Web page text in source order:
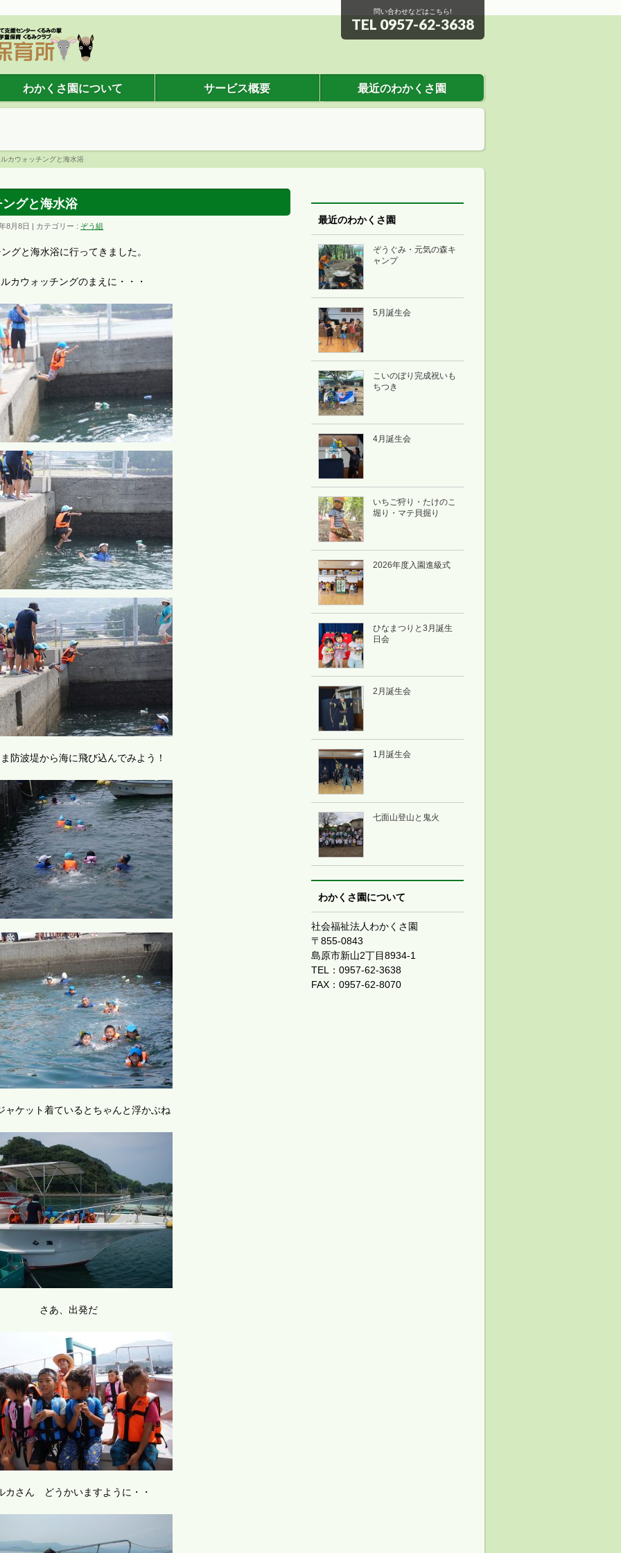
問い合わせなどはこちら!
TEL 0957-62-3638
わかくさ園について サービス概要 最近のわかくさ園
カウォッチングと海水浴
グと海水浴
8月8日 カテゴリー : ぞう組
と海水浴に行ってきました。
カウォッチングのまえに・・・
防波堤から海に飛び込んでみよう！
ャケット着ているとちゃんと浮かぶね
さあ、出発だ
カさん どうかいますように・・
最近のわかくさ園
ぞうぐみ・元気の森キ
ャンプ
5月誕生会
こいのぼり完成祝いも
ちつき
4月誕生会
いちご狩り・たけのこ
堀り・マテ貝掘り
2026年度入園進級式
ひなまつりと3月誕生
日会
2月誕生会
1月誕生会
七面山登山と鬼火
わかくさ園について
社会福祉法人わかくさ園
〒855-0843
島原市新山2丁目8934-1
TEL：0957-62-3638
FAX：0957-62-8070